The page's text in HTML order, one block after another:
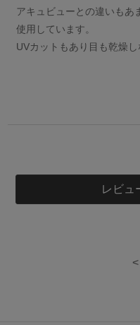
アキュビューとの違いもあ
使用しています。
UVカットもあり目も乾燥
レビュ
<